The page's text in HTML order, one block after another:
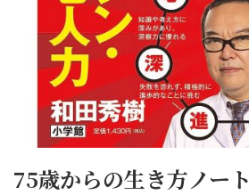
75歳からの生き方ノート